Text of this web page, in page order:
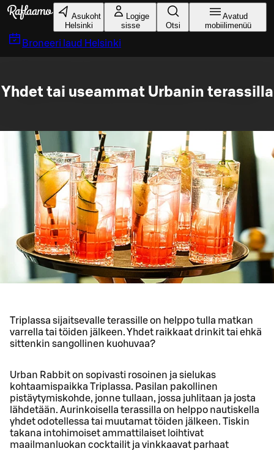
Liigu peamise sisu juurde
Asukoht
Helsinki
Logige
sisse
Otsi
Avatud
mobiilimenüü
Broneeri laud Helsinki
Yhdet tai useammat Urbanin terassilla
Triplassa sijaitsevalle terassille on helppo tulla matkan
varrella tai töiden jälkeen. Yhdet raikkaat drinkit tai ehkä
sittenkin sangollinen kuohuvaa?
Urban Rabbit on sopivasti rosoinen ja sielukas
kohtaamispaikka Triplassa. Pasilan pakollinen
pistäytymiskohde, jonne tullaan, jossa juhlitaan ja josta
lähdetään. Aurinkoisella terassilla on helppo nautiskella
yhdet odotellessa tai muutamat töiden jälkeen. Tiskin
takana intohimoiset ammattilaiset loihtivat
maailmanluokan cocktailit ja vinkkaavat parhaat